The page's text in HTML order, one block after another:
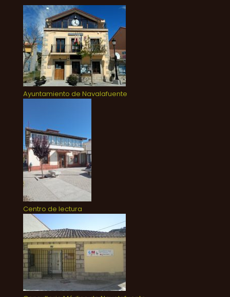
Ayuntamiento de Navalafuente
Centro de lectura